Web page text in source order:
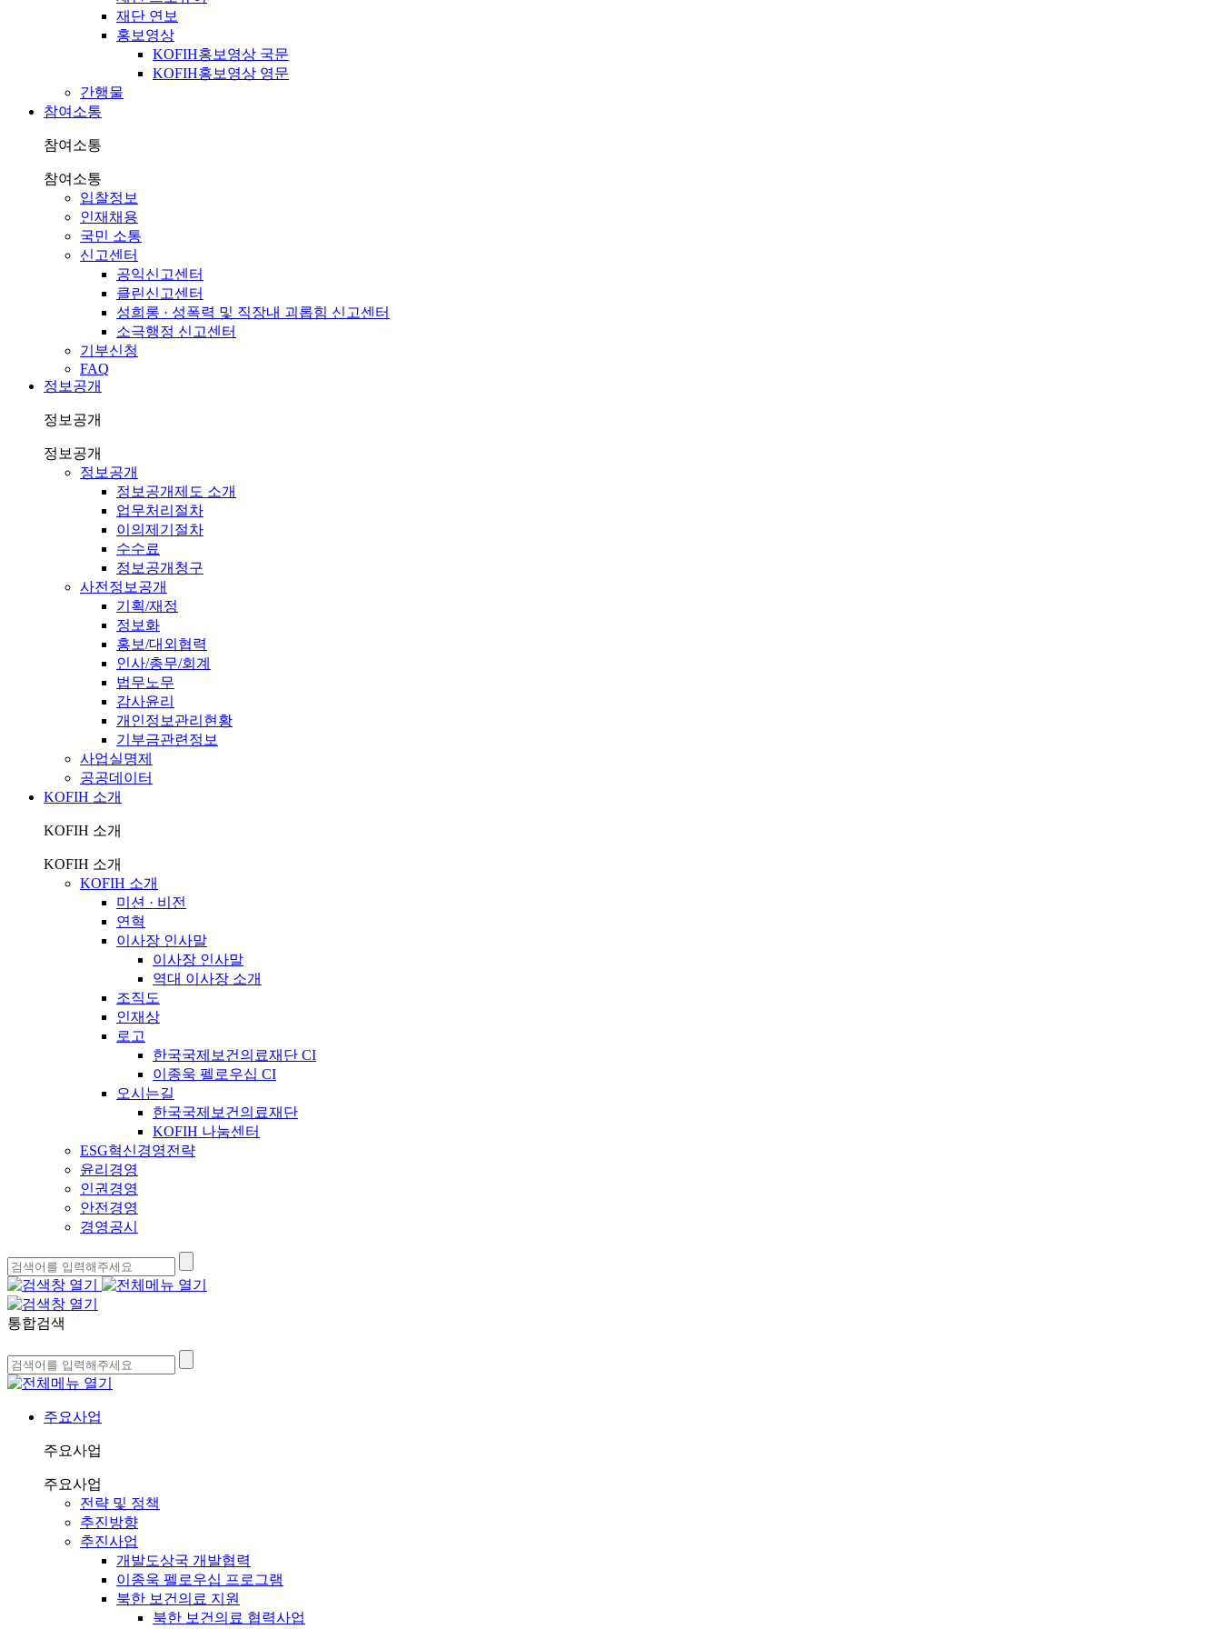
재단 연보
홍보영상
KOFIH홍보영상 국문
KOFIH홍보영상 영문
간행물
참여소통
참여소통
참여소통
입찰정보
인재채용
국민 소통
신고센터
공익신고센터
클린신고센터
성희롱 · 성폭력 및 직장내 괴롭힘 신고센터
소극행정 신고센터
기부신청
FAQ
정보공개
정보공개
정보공개
정보공개
정보공개제도 소개
업무처리절차
이의제기절차
수수료
정보공개청구
사전정보공개
기획/재정
정보화
홍보/대외협력
인사/총무/회계
법무노무
감사윤리
개인정보관리현황
기부금관련정보
사업실명제
공공데이터
KOFIH 소개
KOFIH 소개
KOFIH 소개
KOFIH 소개
미션 · 비전
연혁
이사장 인사말
이사장 인사말
역대 이사장 소개
조직도
인재상
로고
한국국제보건의료재단 CI
이종욱 펠로우십 CI
오시는길
한국국제보건의료재단
KOFIH 나눔센터
ESG혁신경영전략
윤리경영
인권경영
안전경영
경영공시
통합검색
주요사업
주요사업
주요사업
전략 및 정책
추진방향
추진사업
개발도상국 개발협력
이종욱 펠로우십 프로그램
북한 보건의료 지원
북한 보건의료 협력사업